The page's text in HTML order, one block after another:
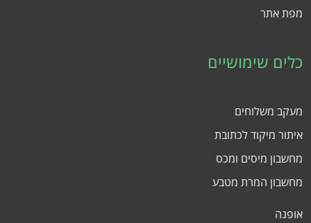
מפת אתר
כלים שימושיים
מעקב משלוחים
איתור מיקוד לכתובת
מחשבון מיסים ומכס
מחשבון המרת מטבע
אופנה